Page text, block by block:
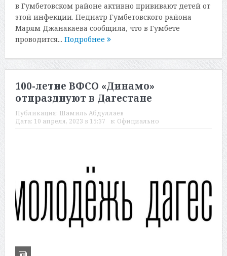
в Гумбетовском районе активно прививают детей от
этой инфекции. Педиатр Гумбетовского района
Марям Джанакаева сообщила, что в Гумбете
проводится... Подробнее
100-летие ВФСО «Динамо»
отпразднуют в Дагестане
Публикация: Шамиль Абдуллаев
Дата: 10 апреля, 2023 в 15:37 в: Официально